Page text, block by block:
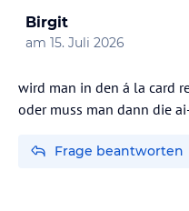
Birgit
am 15. Juli 2026
wird man in den á la card
oder muss man dann die
Frage beantworten